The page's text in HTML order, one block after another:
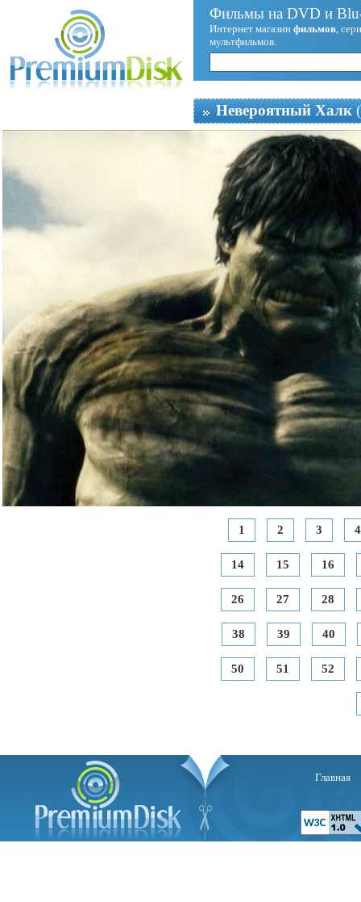
Фильмы на DVD и
Интернет магазин фильмов,
мультфильмов.
Невероятный Халк
1 2 3 4
14 15 16
26 27 28
38 39 40
50 51 52
Главная